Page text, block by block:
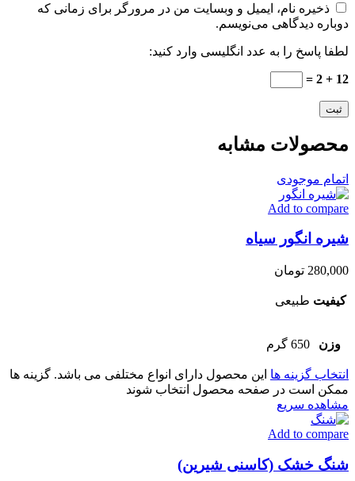
ذخیره نام، ایمیل و وبسایت من در مرورگر برای زمانی که
دوباره دیدگاهی می‌نویسم.
لطفا پاسخ را به عدد انگلیسی وارد کنید:
12 + 2 =
محصولات مشابه
اتمام موجودی
Add to compare
شیره انگور سیاه
280,000 تومان
کیفیت طبیعی
وزن 650 گرم
انتخاب گزینه ها این محصول دارای انواع مختلفی می باشد. گزینه ها
ممکن است در صفحه محصول انتخاب شوند
مشاهده سریع
Add to compare
شنگ خشک (کاسنی شیرین)